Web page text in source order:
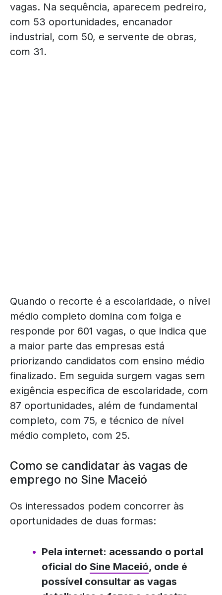
vagas. Na sequência, aparecem pedreiro,
com 53 oportunidades, encanador
industrial, com 50, e servente de obras,
com 31.
Quando o recorte é a escolaridade, o nível
médio completo domina com folga e
responde por 601 vagas, o que indica que
a maior parte das empresas está
priorizando candidatos com ensino médio
finalizado. Em seguida surgem vagas sem
exigência específica de escolaridade, com
87 oportunidades, além de fundamental
completo, com 75, e técnico de nível
médio completo, com 25.
Como se candidatar às vagas de
emprego no Sine Maceió
Os interessados podem concorrer às
oportunidades de duas formas:
Pela internet: acessando o portal
oficial do Sine Maceió, onde é
possível consultar as vagas